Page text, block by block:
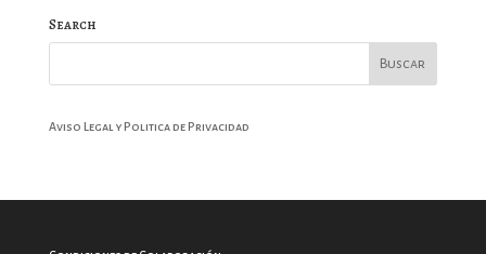
Search
Aviso Legal y Politica de Privacidad